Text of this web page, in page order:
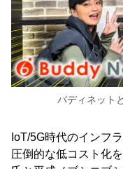
バディネット
IoT/5G時代のインフ
圧倒的な低コスト化